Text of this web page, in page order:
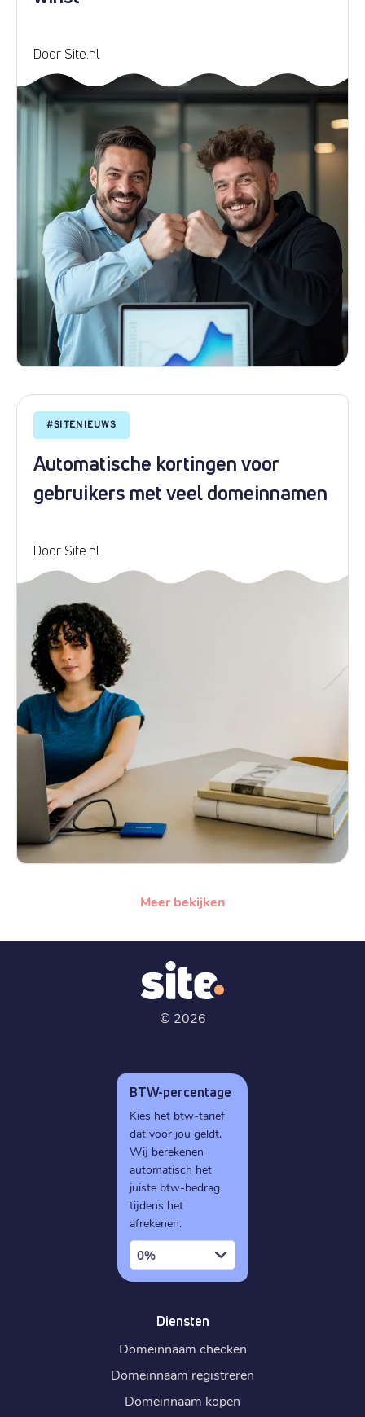
Door Site.nl
#SITENIEUWS
Automatische kortingen voor
gebruikers met veel domeinnamen
Door Site.nl
Meer bekijken
© 2026
BTW-percentage
Kies het btw-tarief
dat voor jou geldt.
Wij berekenen
automatisch het
juiste btw-bedrag
tijdens het
afrekenen.
0%
Diensten
Domeinnaam checken
Domeinnaam registreren
Domeinnaam kopen